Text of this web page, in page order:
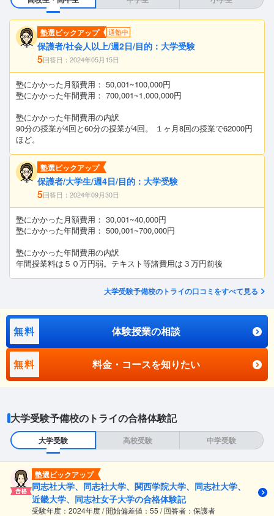
塾選ピックアップ 通塾中
保護者/社会人以上/週2日/目的：大学受験
5回答日：2024年05月15日
塾にかかった月額費用： 50,001~100,000円
塾にかかった年間費用： 700,001~1,000,000円
塾にかかった年間費用の内訳
90分の授業が4回と60分の授業が4回。 １ヶ月8回の授業で62000円
ほど。
塾選ピックアップ
保護者/大学生/週4日/目的：大学受験
5回答日：2024年09月30日
塾にかかった月額費用： 30,001~40,000円
塾にかかった年間費用： 500,001~700,000円
塾にかかった年間費用の内訳
年間授業料は５０万円弱。テキスト等諸費用は３万円前後
大学受験予備校のトライの口コミをすべて見る
無料 体験授業の相談
無料 料金・コースを知りたい
大学受験予備校のトライの合格体験記
大学受験 高校受験 中学受験
塾選ピックアップ
同志社大学、同志社大学、関西学院大学、同志社大学、
近畿大学、同志社女子大学の合格体験記
受験年度：2024年度 / 開始偏差値：55 / 回答者：保護者